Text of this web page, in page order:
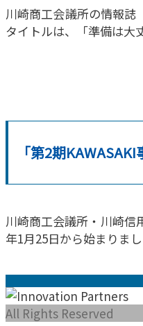
川崎商工会議所の情報誌
タイトルは、「準備は大
「第2期
川崎商工会議所・川崎信
年1月25日から始まりま
All Rights Reserved